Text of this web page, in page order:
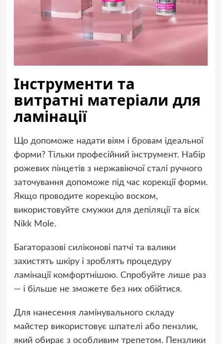
Інструменти та
витратні матеріали для
ламінації
Що допоможе надати віям і бровам ідеальної
форми? Тільки професійний інструмент. Набір
рожевих пінцетів з нержавіючої сталі ручного
заточування допоможе під час корекції форми.
Якщо проводите корекцію воском,
використовуйте смужки для депіляції та віск
Nikk Mole.
Багаторазові силіконові патчі та валики
захистять шкіру і зроблять процедуру
ламінації комфортнішою. Спробуйте лише раз
— і більше не зможете без них обійтися.
Для нанесення ламінувального складу
майстер використовує шпателі або пензлик,
який обирає з особливим трепетом. Пензлики